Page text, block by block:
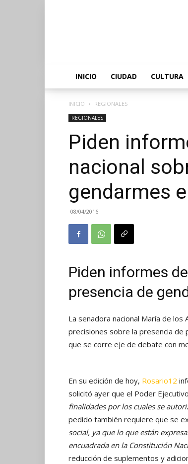
INICIO CIUDAD CULTURA
INICIO REGIONALES
REGIONALES
Piden
nacional
gendarmes
08/04/2016
Piden informes
presencia de
La senadora nacional María de los
precisiones sobre la presencia de
que se corre eje de debate con
En su edición de hoy, Rosario12
solicitó ayer que el Poder
finalidades por los cuales se
pedido también requiere que se
social, ya que lo que están
encuadrada en la Constitución
reducción de suplementos y